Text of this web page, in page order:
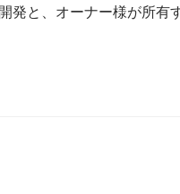
発と、オーナー様が所有